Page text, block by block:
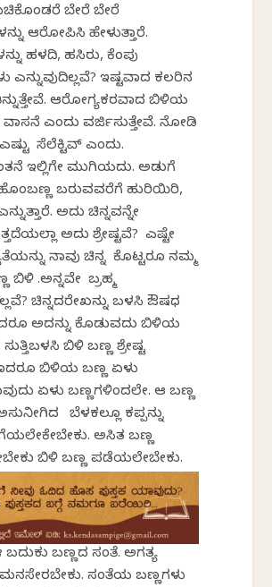
ಬೇರೆ ಬೇರೆ
ಆರೋಪಿಸಿ ಹೇಳುತ್ತಾರೆ.
ಹಳದಿ, ಹಸಿರು, ಕೆಂಪು
ಎನ್ನುವುದಿಲ್ಲವೆ? ಇಷ್ಟವಾದ ಕಲರಿನ
ಆರೋಗ್ಯಕರವಾದ ಬಿಳಿಯ
ಎಂದು ವರ್ಜಿಸುತ್ತೇವೆ. ನೋಡಿ
ಸೆಲೆಕ್ಟಿವ್ ಎಂದು.
ಇಲ್ಲಿಗೇ ಮುಗಿಯದು. ಅಡುಗೆ
ಹೊಂಬಣ್ಣ ಬರುವವರೆಗೆ ಹುರಿಯಿರಿ,
ಅದು ಚಿನ್ನವನ್ನೇ
ಅದು ಶ್ರೇಷ್ಟವೆ? ಎಷ್ಟೇ
ನಾವು ಚಿನ್ನ ಕೊಟ್ಟರೂ ನಮ್ಮ
ಬಿಳಿ .ಅನ್ನವೇ ಬ್ರಹ್ಮ
ಚಿನ್ನದರೇಖನ್ನು ಬಳಸಿ ಔಷಧ
ಅದನ್ನು ಕೊಡುವದು ಬಿಳಿಯ
ಬಿಳಿ ಬಣ್ಣ ಶ್ರೇಷ್ಟ
ಬಿಳಿಯ ಬಣ್ಣ ಏಳು
ಏಳು ಬಣ್ಣಗಳಿಂದಲೇ. ಆ ಬಣ್ಣ
ಬೆಳಕಲ್ಲೂ ಕಪ್ಪನ್ನು
ಅಸಿತ ಬಣ್ಣ
ಬಿಳಿ ಬಣ್ಣ ಪಡೆಯಲೇಬೇಕು.
ಬದುಕು ಬಣ್ಣದ ಸಂತೆ. ಅಗತ್ಯ
ಸಂತೆಯ ಬಣ್ಣಗಳು